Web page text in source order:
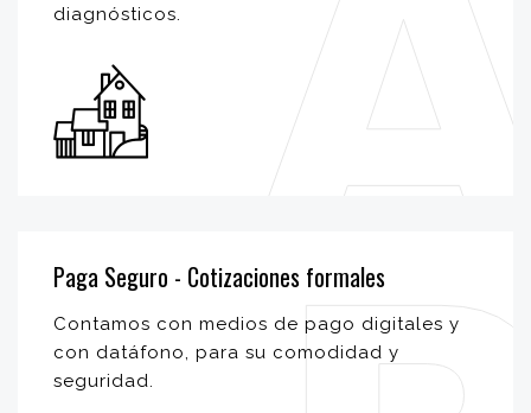
diagnósticos.
Paga Seguro - Cotizaciones formales
Contamos con medios de pago digitales y
con datáfono, para su comodidad y
seguridad.